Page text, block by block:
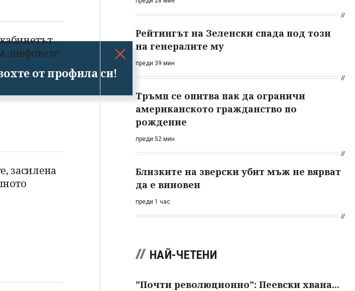
от профила си!
шефовете
засилена
Рейтингът на Зеленски спада под този
на генералите му
преди 39 мин
Тръмп се опитва пак да ограничи
американското гражданство по
рождение
преди 52 мин
Близките на зверски убит мъж не вярват
да е виновен
преди 1 час
НАЙ-ЧЕТЕНИ
"Почти революционно": Пеевски хвана...